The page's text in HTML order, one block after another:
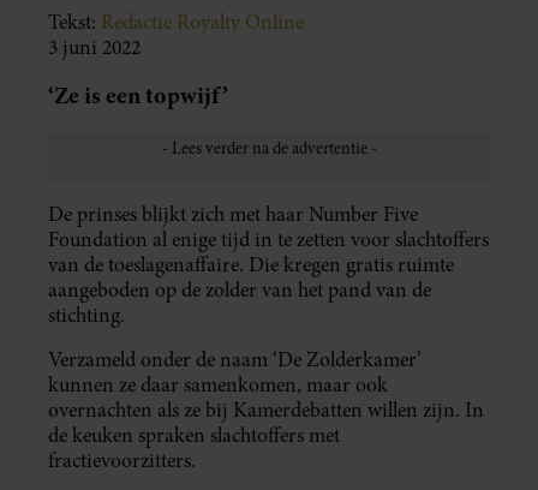
Tekst: Redactie Royalty Online
3 juni 2022
‘Ze is een topwijf’
De prinses blijkt zich met haar Number Five
Foundation al enige tijd in te zetten voor slachtoffers
van de toeslagenaffaire. Die kregen gratis ruimte
aangeboden op de zolder van het pand van de
stichting.
Verzameld onder de naam ‘De Zolderkamer’
kunnen ze daar samenkomen, maar ook
overnachten als ze bij Kamerdebatten willen zijn. In
de keuken spraken slachtoffers met
fractievoorzitters.